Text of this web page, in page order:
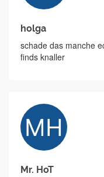
holga
schade das manche
finds knaller
Mr. HoT